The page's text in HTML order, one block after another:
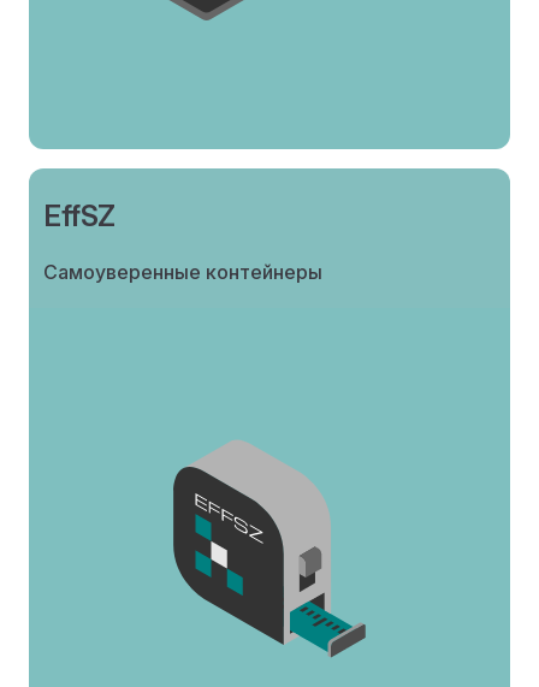
EffSZ
Самоуверенные контейнеры